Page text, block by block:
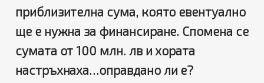
приблизителна сума, която евентуално
ще е нужна за финансиране. Спомена се
сумата от 100 млн. лв и хората
настръхнаха…оправдано ли е?